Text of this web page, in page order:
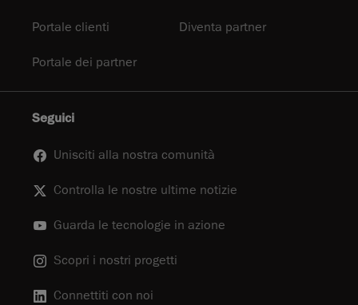
Portale clienti Diventa partner
Portale dei partner
Seguici
Unisciti alla nostra comunità
Controlla le nostre ultime notizie
Guarda le tecnologie in azione
Scopri i nostri progetti
Connettiti con noi